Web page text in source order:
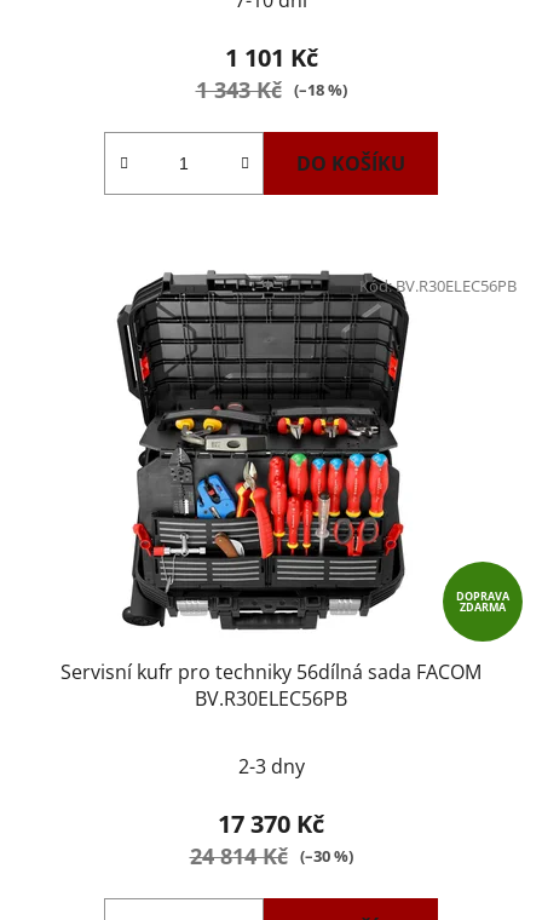
1 101 Kč
1 343 Kč (–18 %)
DO KOŠÍKU
DOPRAVA
ZDARMA
Servisní kufr pro techniky 56dílná sada FACOM
BV.R30ELEC56PB
2-3 dny
17 370 Kč
24 814 Kč (–30 %)
Kód:BV.R30ELEC56PB